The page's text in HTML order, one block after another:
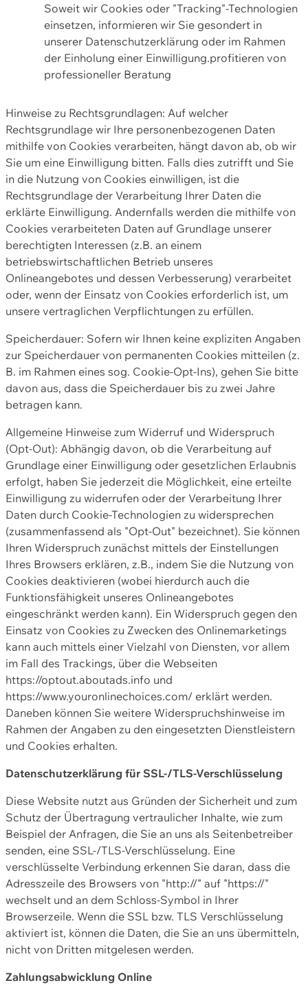
Soweit wir Cookies oder "Tracking"-Technologien
einsetzen, informieren wir Sie gesondert in
unserer Datenschutzerklärung oder im Rahmen
der Einholung einer Einwilligung.profitieren von
professioneller Beratung
Hinweise zu Rechtsgrundlagen: Auf welcher
Rechtsgrundlage wir Ihre personenbezogenen Daten
mithilfe von Cookies verarbeiten, hängt davon ab, ob wir
Sie um eine Einwilligung bitten. Falls dies zutrifft und Sie
in die Nutzung von Cookies einwilligen, ist die
Rechtsgrundlage der Verarbeitung Ihrer Daten die
erklärte Einwilligung. Andernfalls werden die mithilfe von
Cookies verarbeiteten Daten auf Grundlage unserer
berechtigten Interessen (z.B. an einem
betriebswirtschaftlichen Betrieb unseres
Onlineangebotes und dessen Verbesserung) verarbeitet
oder, wenn der Einsatz von Cookies erforderlich ist, um
unsere vertraglichen Verpflichtungen zu erfüllen.
Speicherdauer: Sofern wir Ihnen keine expliziten Angaben
zur Speicherdauer von permanenten Cookies mitteilen (z.
B. im Rahmen eines sog. Cookie-Opt-Ins), gehen Sie bitte
davon aus, dass die Speicherdauer bis zu zwei Jahre
betragen kann.
Allgemeine Hinweise zum Widerruf und Widerspruch
(Opt-Out): Abhängig davon, ob die Verarbeitung auf
Grundlage einer Einwilligung oder gesetzlichen Erlaubnis
erfolgt, haben Sie jederzeit die Möglichkeit, eine erteilte
Einwilligung zu widerrufen oder der Verarbeitung Ihrer
Daten durch Cookie-Technologien zu widersprechen
(zusammenfassend als "Opt-Out" bezeichnet). Sie können
Ihren Widerspruch zunächst mittels der Einstellungen
Ihres Browsers erklären, z.B., indem Sie die Nutzung von
Cookies deaktivieren (wobei hierdurch auch die
Funktionsfähigkeit unseres Onlineangebotes
eingeschränkt werden kann). Ein Widerspruch gegen den
Einsatz von Cookies zu Zwecken des Onlinemarketings
kann auch mittels einer Vielzahl von Diensten, vor allem
im Fall des Trackings, über die Webseiten
https://optout.aboutads.info und
https://www.youronlinechoices.com/ erklärt werden.
Daneben können Sie weitere Widerspruchshinweise im
Rahmen der Angaben zu den eingesetzten Dienstleistern
und Cookies erhalten.
Datenschutzerklärung für SSL-/TLS-Verschlüsselung
Diese Website nutzt aus Gründen der Sicherheit und zum
Schutz der Übertragung vertraulicher Inhalte, wie zum
Beispiel der Anfragen, die Sie an uns als Seitenbetreiber
senden, eine SSL-/TLS-Verschlüsselung. Eine
verschlüsselte Verbindung erkennen Sie daran, dass die
Adresszeile des Browsers von "http://" auf "https://"
wechselt und an dem Schloss-Symbol in Ihrer
Browserzeile. Wenn die SSL bzw. TLS Verschlüsselung
aktiviert ist, können die Daten, die Sie an uns übermitteln,
nicht von Dritten mitgelesen werden.
Zahlungsabwicklung Online